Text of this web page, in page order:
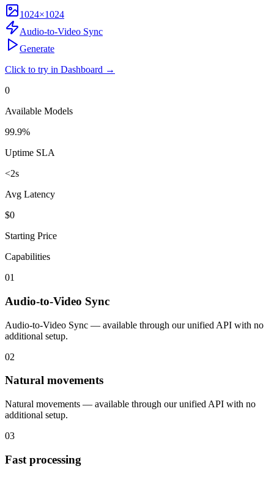
1024×1024
Audio-to-Video Sync
Generate
Click to try in Dashboard →
0
Available Models
99.9%
Uptime SLA
<2s
Avg Latency
$0
Starting Price
Capabilities
01
Audio-to-Video Sync
Audio-to-Video Sync — available through our unified API with no
additional setup.
02
Natural movements
Natural movements — available through our unified API with no
additional setup.
03
Fast processing